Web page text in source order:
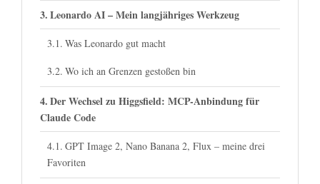
Leonardo AI – Mein langjähriges Werkzeug
Was Leonardo gut macht
Wo ich an Grenzen gestoßen bin
Der Wechsel zu Higgsfield: MCP-Anbindung für
Claude Code
GPT Image 2, Nano Banana 2, Flux – meine drei
Favoriten